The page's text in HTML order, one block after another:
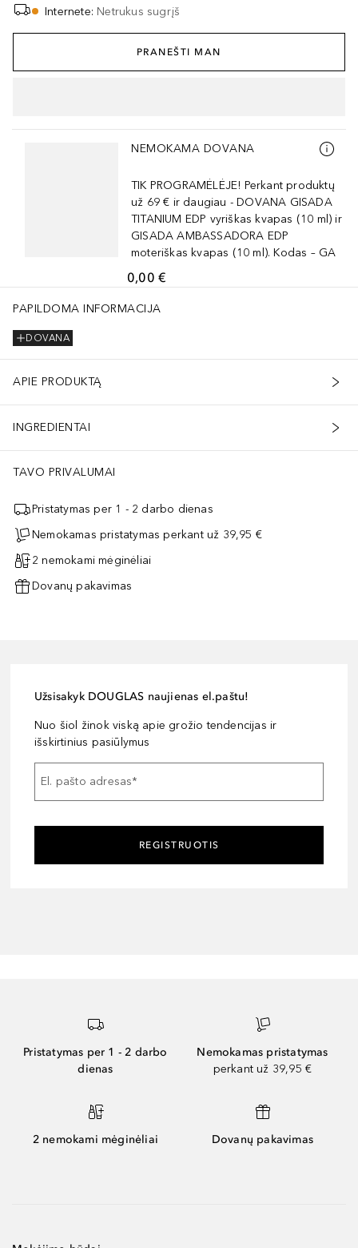
Internete: Netrukus sugrįš
PRANEŠTI MAN
Praleisti slankiklį
NEMOKAMA DOVANA
TIK PROGRAMĖLĖJE! Perkant produktų
už 69 € ir daugiau - DOVANA GISADA
TITANIUM EDP vyriškas kvapas (10 ml) ir
GISADA AMBASSADORA EDP
moteriškas kvapas (10 ml). Kodas – GA
0,00 €
PAPILDOMA INFORMACIJA
DOVANA
APIE PRODUKTĄ
INGREDIENTAI
TAVO PRIVALUMAI
Pristatymas per 1 - 2 darbo dienas
Nemokamas pristatymas perkant už 39,95 €
2 nemokami mėginėliai
Dovanų pakavimas
Užsisakyk DOUGLAS naujienas el.paštu!
Nuo šiol žinok viską apie grožio tendencijas ir
išskirtinius pasiūlymus
El. pašto adresas*
REGISTRUOTIS
Pristatymas per 1 - 2 darbo
dienas
Nemokamas pristatymas
perkant už 39,95 €
2 nemokami mėginėliai Dovanų pakavimas